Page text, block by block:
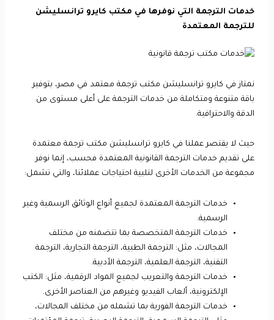
خدمات الترجمة التي نوفرها في مكتب كايرو ترانسليشن
للترجمة المعتمدة
نمتاز في كايرو ترانسليشن مكتب ترجمة معتمد في مصر، بتوفير
باقة متنوعة ومتكاملة من خدمات الترجمة على أعلى مستوى من
الدقة والاحترافية.
حيث لا يقتصر عملنا في كايرو ترانسليشن مكتب ترجمة معتمدة
على تقديم خدمات الترجمة القانونية المعتمدة فحسب، إنما نوفر
مجموعة من الخدمات الأخرى لتلبية احتياجات عملائنا، والتي تشمل:
خدمات الترجمة المعتمدة لجميع أنواع الوثائق الرسمية وغير
الرسمية.
خدمات الترجمة المتخصصة بما تتضمنه من مختلف
المجالات، مثل: الترجمة الطبية، الترجمة التجارية، الترجمة
التقنية، الترجمة العلمية، الترجمة الأدبية.
خدمات الترجمة والتعريب لجميع المواد الرقمية، مثل: الكتب
الإلكترونية، ألعاب الفيديو وغيرهم من العناصر الأخرى.
خدمات الترجمة الفورية بما تشمله من مختلف المجالات،